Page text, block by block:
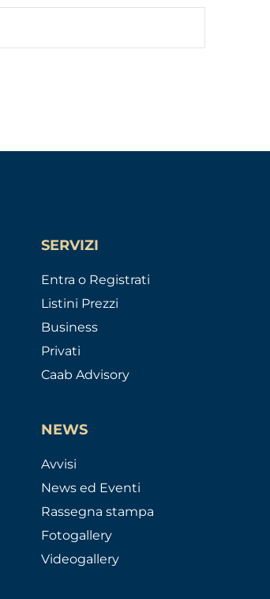
SERVIZI
Entra o Registrati
Listini Prezzi
Business
Privati
Caab Advisory
NEWS
Avvisi
News ed Eventi
Rassegna stampa
Fotogallery
Videogallery